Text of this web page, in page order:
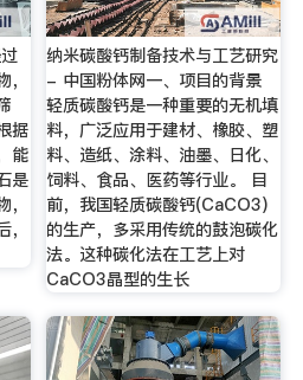
据
能
是
纳米碳酸钙制备技术与工艺研究
- 中国粉体网一、项目的背景
轻质碳酸钙是一种重要的无机填
料，广泛应用于建材、橡胶、塑
料、造纸、涂料、油墨、日化、
饲料、食品、医药等行业。 目
前，我国轻质碳酸钙(CaCO3)
的生产，多采用传统的鼓泡碳化
法。这种碳化法在工艺上对
CaCO3晶型的生长